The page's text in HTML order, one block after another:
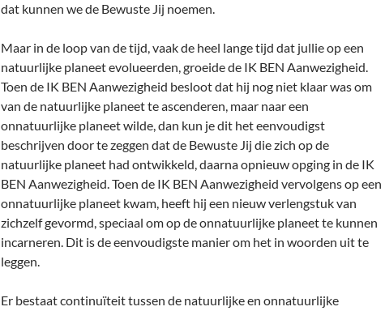
dat kunnen we de Bewuste Jij noemen.
Maar in de loop van de tijd, vaak de heel lange tijd dat jullie op een
natuurlijke planeet evolueerden, groeide de IK BEN Aanwezigheid.
Toen de IK BEN Aanwezigheid besloot dat hij nog niet klaar was om
van de natuurlijke planeet te ascenderen, maar naar een
onnatuurlijke planeet wilde, dan kun je dit het eenvoudigst
beschrijven door te zeggen dat de Bewuste Jij die zich op de
natuurlijke planeet had ontwikkeld, daarna opnieuw opging in de IK
BEN Aanwezigheid. Toen de IK BEN Aanwezigheid vervolgens op een
onnatuurlijke planeet kwam, heeft hij een nieuw verlengstuk van
zichzelf gevormd, speciaal om op de onnatuurlijke planeet te kunnen
incarneren. Dit is de eenvoudigste manier om het in woorden uit te
leggen.
Er bestaat continuïteit tussen de natuurlijke en onnatuurlijke